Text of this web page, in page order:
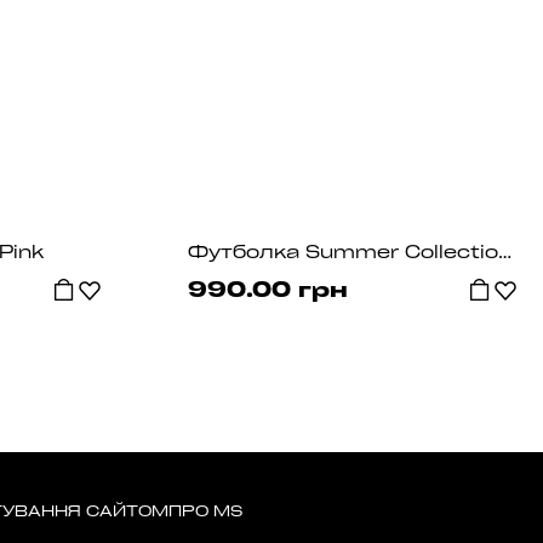
Футболка Summer Collection Grafit
990.00 грн
САЙТОМ ПРО MS